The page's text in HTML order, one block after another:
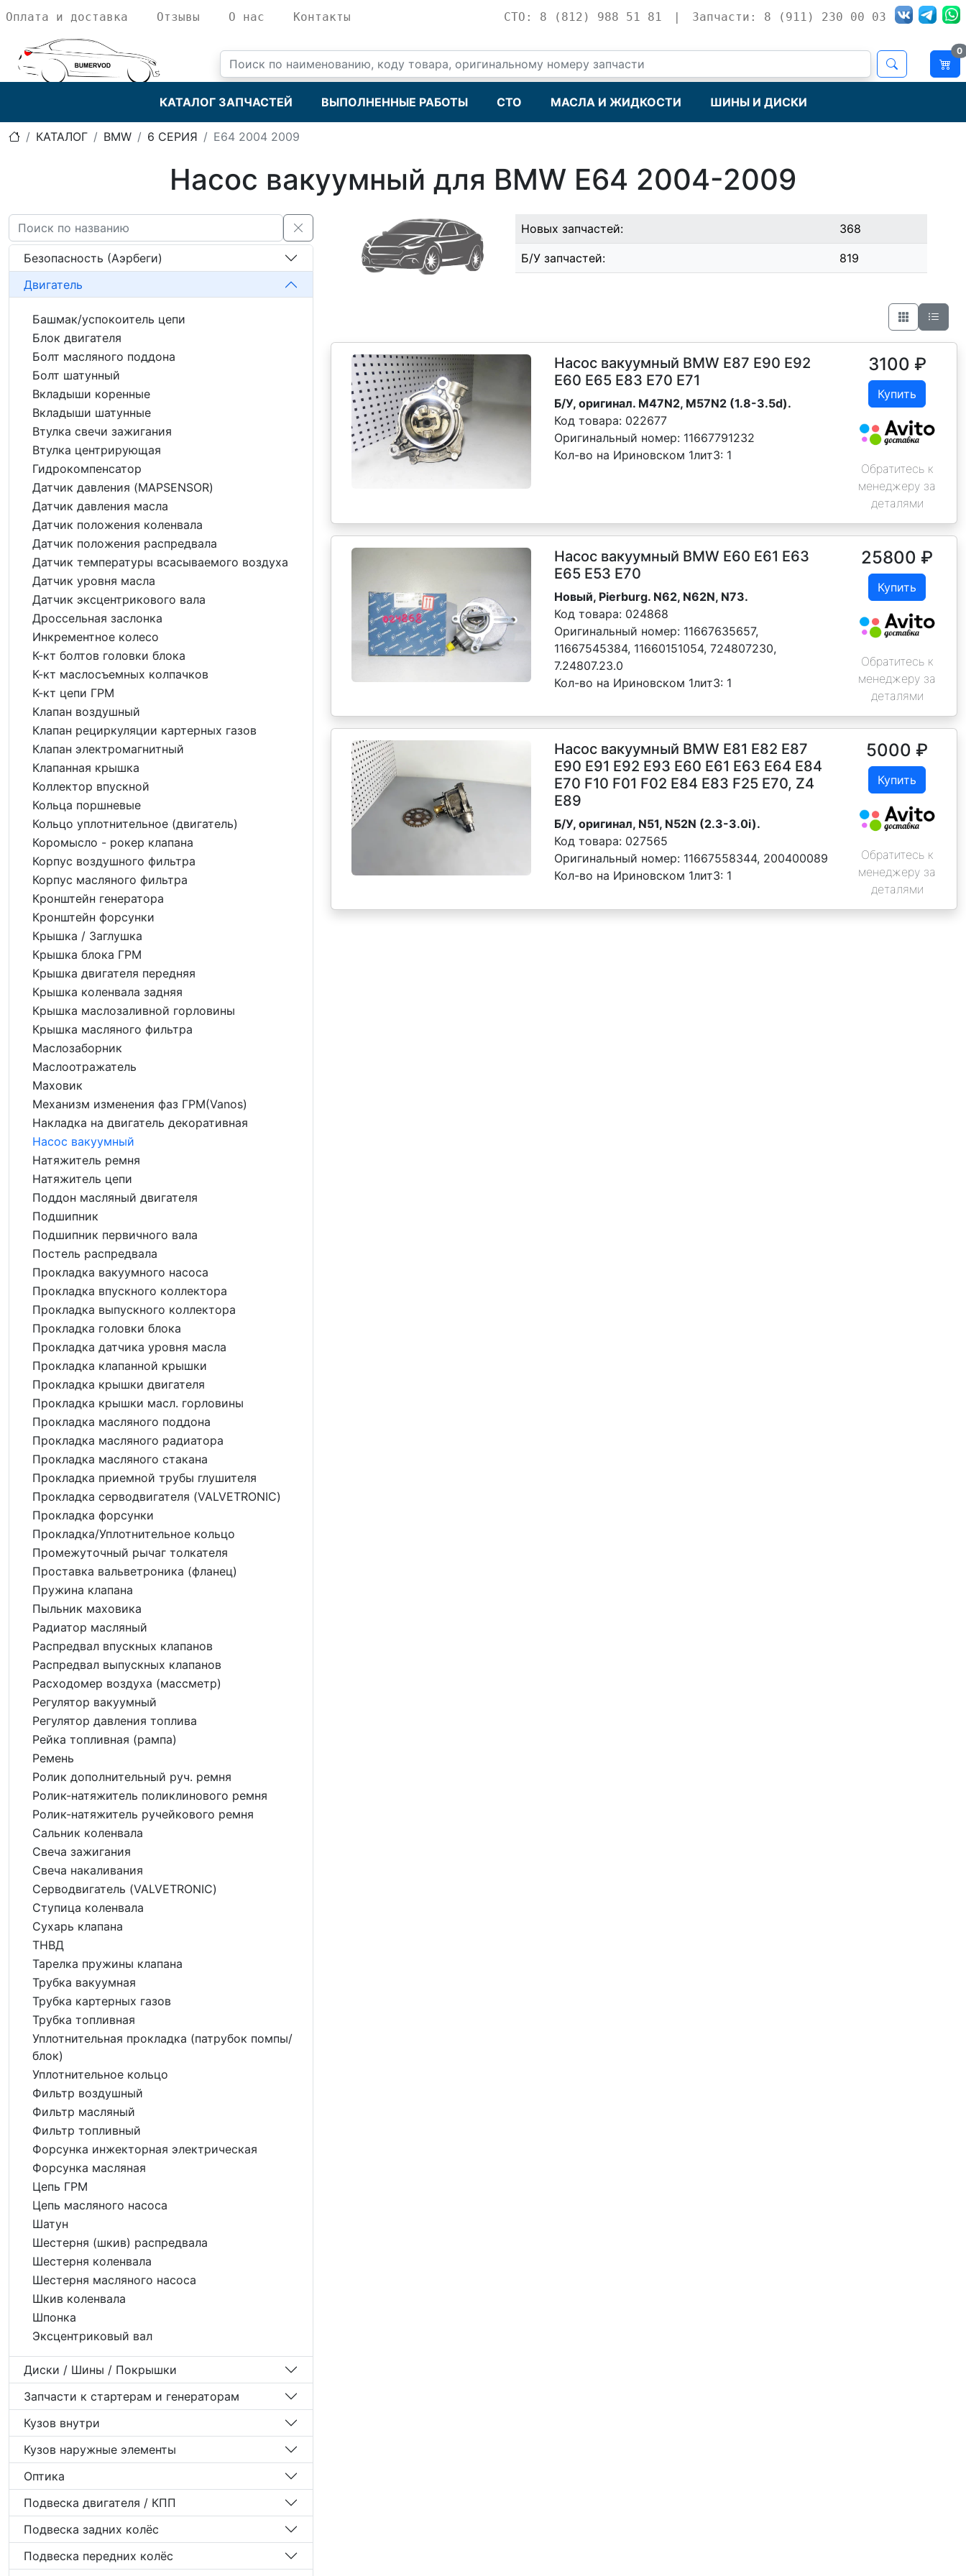
Оплата и доставка Отзывы О нас Контакты СТО: 8 (812) 988 51 81 | Запчасти: 8 (911) 230 00 03
0
КАТАЛОГ ЗАПЧАСТЕЙ ВЫПОЛНЕННЫЕ РАБОТЫ СТО МАСЛА И ЖИДКОСТИ ШИНЫ И ДИСКИ
КАТАЛОГ BMW 6 СЕРИЯ E64 2004 2009
Насос вакуумный для BMW E64 2004-2009
Новых запчастей: 368
Б/У запчастей: 819
Насос вакуумный BMW E87 Е90 E92
Е60 E65 Е83 Е70 Е71
Б/У, оригинал. M47N2, M57N2 (1.8-3.5d).
Код товара: 022677
Оригинальный номер: 11667791232
Кол-во на Ириновском 1лит3: 1
3100 ₽
Купить
Обратитесь к
менеджеру за
деталями
Насос вакуумный BMW E60 E61 E63
E65 E53 E70
Новый, Pierburg. N62, N62N, N73.
Код товара: 024868
Оригинальный номер: 11667635657,
11667545384, 11660151054, 724807230,
7.24807.23.0
Кол-во на Ириновском 1лит3: 1
25800 ₽
Купить
Обратитесь к
менеджеру за
деталями
Насос вакуумный BMW Е81 E82 E87
Е90 E91 E92 E93 Е60 E61 E63 E64 Е84
Е70 F10 F01 F02 E84 E83 F25 E70, Z4
E89
Б/У, оригинал, N51, N52N (2.3-3.0i).
Код товара: 027565
Оригинальный номер: 11667558344, 200400089
Кол-во на Ириновском 1лит3: 1
5000 ₽
Купить
Обратитесь к
менеджеру за
деталями
Безопасность (Аэрбеги)
Двигатель
Башмак/успокоитель цепи
Блок двигателя
Болт масляного поддона
Болт шатунный
Вкладыши коренные
Вкладыши шатунные
Втулка свечи зажигания
Втулка центрирующая
Гидрокомпенсатор
Датчик давления (MAPSENSOR)
Датчик давления масла
Датчик положения коленвала
Датчик положения распредвала
Датчик температуры всасываемого воздуха
Датчик уровня масла
Датчик эксцентрикового вала
Дроссельная заслонка
Инкрементное колесо
К-кт болтов головки блока
К-кт маслосъемных колпачков
К-кт цепи ГРМ
Клапан воздушный
Клапан рециркуляции картерных газов
Клапан электромагнитный
Клапанная крышка
Коллектор впускной
Кольца поршневые
Кольцо уплотнительное (двигатель)
Коромысло - рокер клапана
Корпус воздушного фильтра
Корпус масляного фильтра
Кронштейн генератора
Кронштейн форсунки
Крышка / Заглушка
Крышка блока ГРМ
Крышка двигателя передняя
Крышка коленвала задняя
Крышка маслозаливной горловины
Крышка масляного фильтра
Маслозаборник
Маслоотражатель
Маховик
Механизм изменения фаз ГРМ(Vanos)
Накладка на двигатель декоративная
Насос вакуумный
Натяжитель ремня
Натяжитель цепи
Поддон масляный двигателя
Подшипник
Подшипник первичного вала
Постель распредвала
Прокладка вакуумного насоса
Прокладка впускного коллектора
Прокладка выпускного коллектора
Прокладка головки блока
Прокладка датчика уровня масла
Прокладка клапанной крышки
Прокладка крышки двигателя
Прокладка крышки масл. горловины
Прокладка масляного поддона
Прокладка масляного радиатора
Прокладка масляного стакана
Прокладка приемной трубы глушителя
Прокладка серводвигателя (VALVETRONIC)
Прокладка форсунки
Прокладка/Уплотнительное кольцо
Промежуточный рычаг толкателя
Проставка вальветроника (фланец)
Пружина клапана
Пыльник маховика
Радиатор масляный
Распредвал впускных клапанов
Распредвал выпускных клапанов
Расходомер воздуха (массметр)
Регулятор вакуумный
Регулятор давления топлива
Рейка топливная (рампа)
Ремень
Ролик дополнительный руч. ремня
Ролик-натяжитель поликлинового ремня
Ролик-натяжитель ручейкового ремня
Сальник коленвала
Свеча зажигания
Свеча накаливания
Серводвигатель (VALVETRONIC)
Ступица коленвала
Сухарь клапана
ТНВД
Тарелка пружины клапана
Трубка вакуумная
Трубка картерных газов
Трубка топливная
Уплотнительная прокладка (патрубок помпы/
блок)
Уплотнительное кольцо
Фильтр воздушный
Фильтр масляный
Фильтр топливный
Форсунка инжекторная электрическая
Форсунка масляная
Цепь ГРМ
Цепь масляного насоса
Шатун
Шестерня (шкив) распредвала
Шестерня коленвала
Шестерня масляного насоса
Шкив коленвала
Шпонка
Эксцентриковый вал
Диски / Шины / Покрышки
Запчасти к стартерам и генераторам
Кузов внутри
Кузов наружные элементы
Оптика
Подвеска двигателя / КПП
Подвеска задних колёс
Подвеска передних колёс